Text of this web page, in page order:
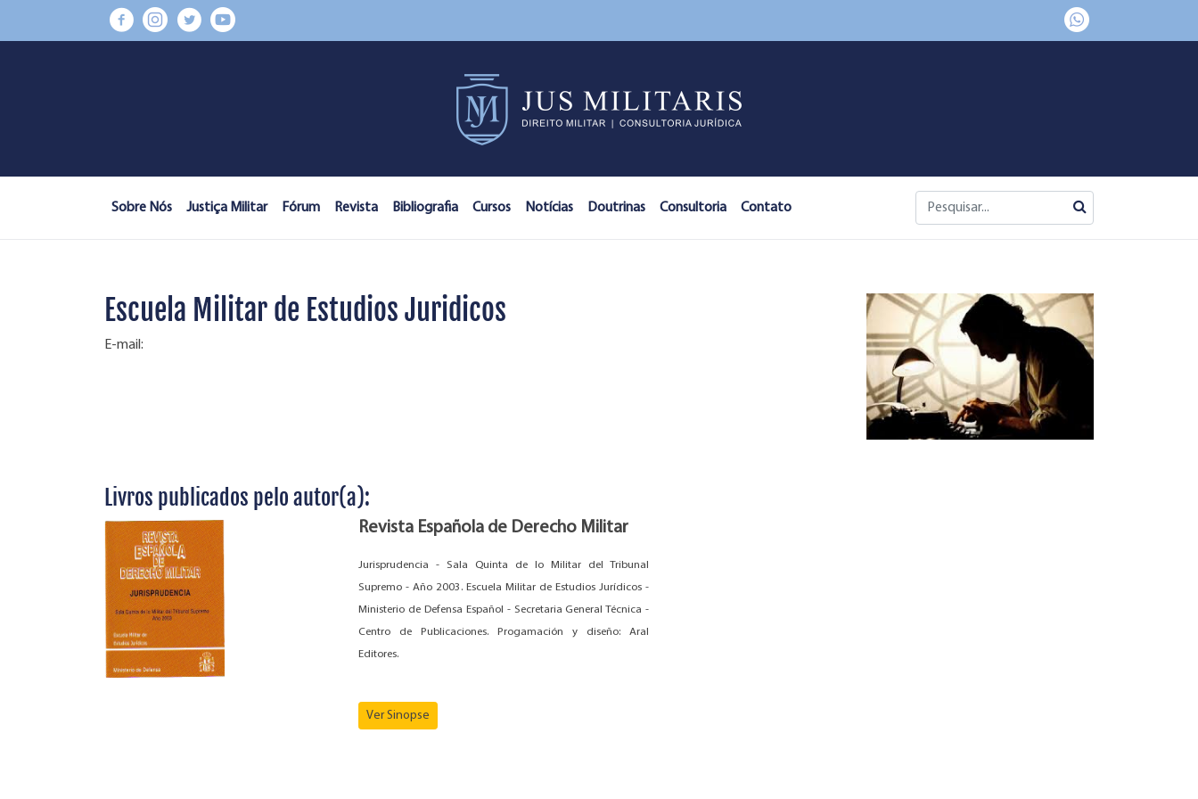
Sobre Nós Justiça Militar Fórum Revista Bibliografia Cursos Notícias Doutrinas Consultoria Contato
Escuela Militar de Estudios Juridicos
E-mail:
Livros publicados pelo autor(a):
Revista Española de Derecho Militar
Jurisprudencia - Sala Quinta de lo Militar del Tribunal
Supremo - Año 2003. Escuela Militar de Estudios Jurídicos -
Ministerio de Defensa Español - Secretaria General Técnica -
Centro de Publicaciones. Progamación y diseño: Aral
Editores.
Ver Sinopse